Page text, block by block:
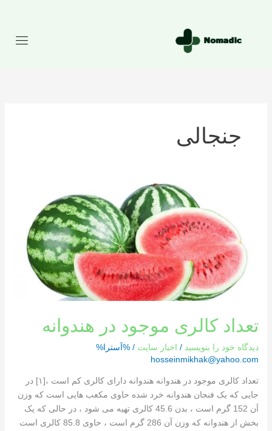
جنجالی
تعداد کالری موجود در هندوانه
دیدگاه‌ خود را بنویسید / اخبار سایت / %آسترا%
hosseinmikhak@yahoo.com
تعداد کالری موجود در هندوانه هندوانه دارای کالری کم است ،[١] در
جایی که یک فنجان هندوانه خرد شده حاوی مکعب هایی است که وزن
آن 152 گرم است ، بدن 45.6 کالری تهیه می شود ، در حالی که یک
بخش از هندوانه که وزن آن 286 گرم است ، حاوی 85.8 کالری است
هندوانه